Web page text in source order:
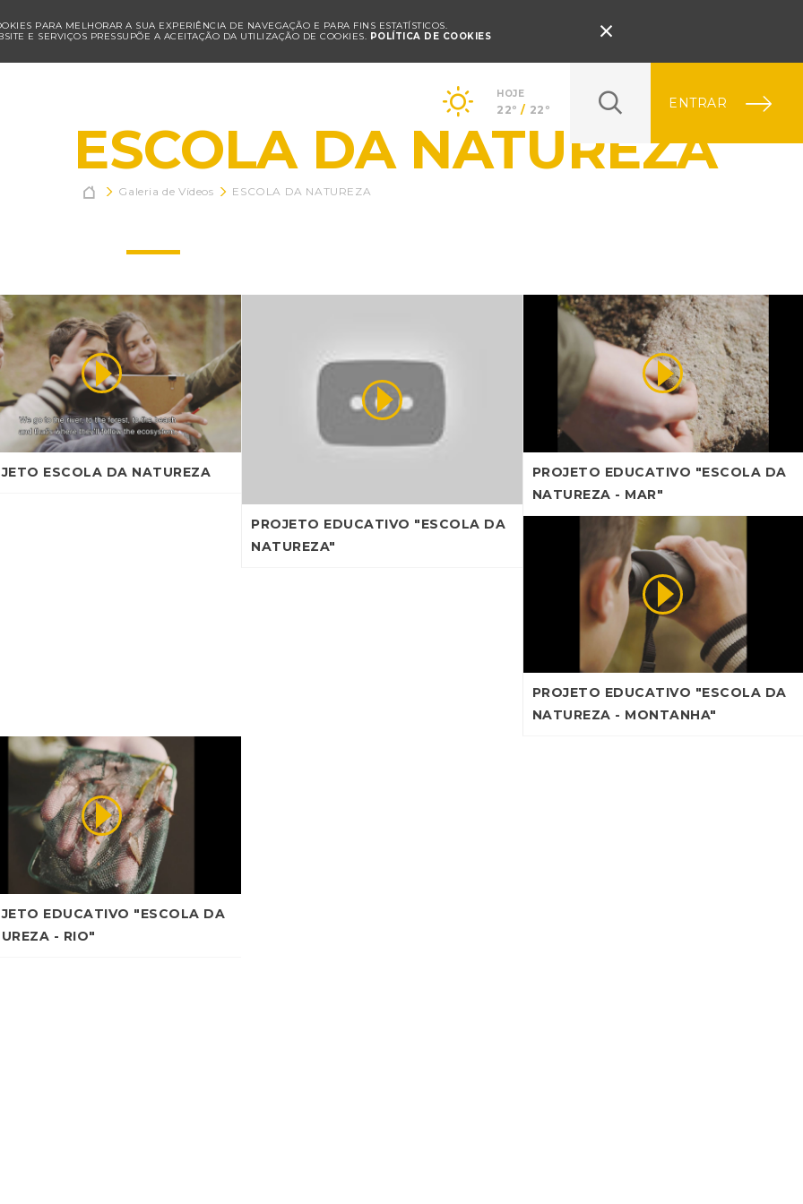
PARA MELHORAR A SUA EXPERIÊNCIA DE NAVEGAÇÃO E PARA FINS ESTATÍSTICOS.
E SERVIÇOS PRESSUPÕE A ACEITAÇÃO DA UTILIZAÇÃO DE COOKIES. POLÍTICA DE COOKIES 
HOJE
22º/ 22º
Pressione Enter
ENTRAR
ESCOLA DA NATUREZA
 Galeria de Vídeos ESCOLA DA NATUREZA
ESCOLA DA NATUREZA
PROJETO EDUCATIVO "ESCOLA DA
NATUREZA"
PROJETO EDUCATIVO "ESCOLA DA
NATUREZA - MAR"
PROJETO EDUCATIVO "ESCOLA DA
NATUREZA - MONTANHA"
EDUCATIVO "ESCOLA DA
- RIO"